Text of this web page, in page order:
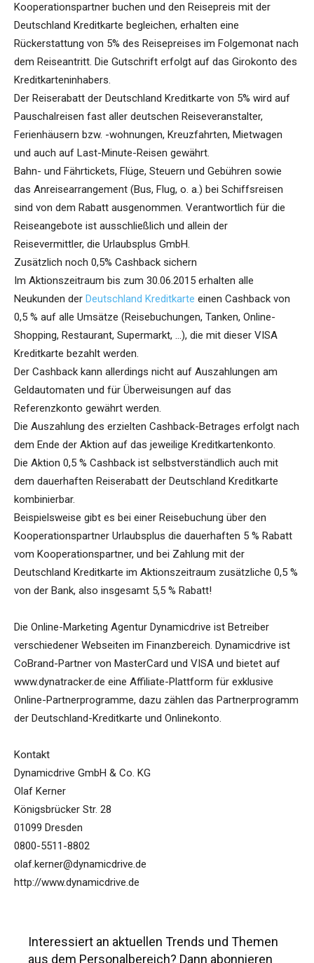
Kooperationspartner buchen und den Reisepreis mit der
Deutschland Kreditkarte begleichen, erhalten eine
Rückerstattung von 5% des Reisepreises im Folgemonat nach
dem Reiseantritt. Die Gutschrift erfolgt auf das Girokonto des
Kreditkarteninhabers.
Der Reiserabatt der Deutschland Kreditkarte von 5% wird auf
Pauschalreisen fast aller deutschen Reiseveranstalter,
Ferienhäusern bzw. -wohnungen, Kreuzfahrten, Mietwagen
und auch auf Last-Minute-Reisen gewährt.
Bahn- und Fährtickets, Flüge, Steuern und Gebühren sowie
das Anreisearrangement (Bus, Flug, o. a.) bei Schiffsreisen
sind von dem Rabatt ausgenommen. Verantwortlich für die
Reiseangebote ist ausschließlich und allein der
Reisevermittler, die Urlaubsplus GmbH.
Zusätzlich noch 0,5% Cashback sichern
Im Aktionszeitraum bis zum 30.06.2015 erhalten alle
Neukunden der Deutschland Kreditkarte einen Cashback von
0,5 % auf alle Umsätze (Reisebuchungen, Tanken, Online-
Shopping, Restaurant, Supermarkt, …), die mit dieser VISA
Kreditkarte bezahlt werden.
Der Cashback kann allerdings nicht auf Auszahlungen am
Geldautomaten und für Überweisungen auf das
Referenzkonto gewährt werden.
Die Auszahlung des erzielten Cashback-Betrages erfolgt nach
dem Ende der Aktion auf das jeweilige Kreditkartenkonto.
Die Aktion 0,5 % Cashback ist selbstverständlich auch mit
dem dauerhaften Reiserabatt der Deutschland Kreditkarte
kombinierbar.
Beispielsweise gibt es bei einer Reisebuchung über den
Kooperationspartner Urlaubsplus die dauerhaften 5 % Rabatt
vom Kooperationspartner, und bei Zahlung mit der
Deutschland Kreditkarte im Aktionszeitraum zusätzliche 0,5 %
von der Bank, also insgesamt 5,5 % Rabatt!
Die Online-Marketing Agentur Dynamicdrive ist Betreiber
verschiedener Webseiten im Finanzbereich. Dynamicdrive ist
CoBrand-Partner von MasterCard und VISA und bietet auf
www.dynatracker.de eine Affiliate-Plattform für exklusive
Online-Partnerprogramme, dazu zählen das Partnerprogramm
der Deutschland-Kreditkarte und Onlinekonto.
Kontakt
Dynamicdrive GmbH & Co. KG
Olaf Kerner
Königsbrücker Str. 28
01099 Dresden
0800-5511-8802
olaf.kerner@dynamicdrive.de
http://www.dynamicdrive.de
Interessiert an aktuellen Trends und Themen
aus dem Personalbereich? Dann abonnieren